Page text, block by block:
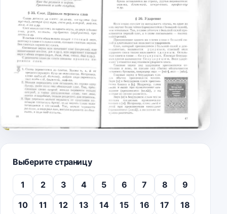
Выберите страницу
1 2 3 4 5 6 7 8
9
10
11 12 13 14 15 16 17
18